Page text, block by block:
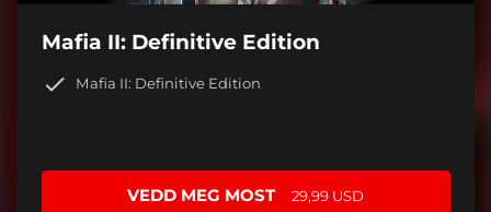
Mafia II: Definitive Edition
Mafia II: Definitive Edition
VEDD MEG MOST 29,99 USD